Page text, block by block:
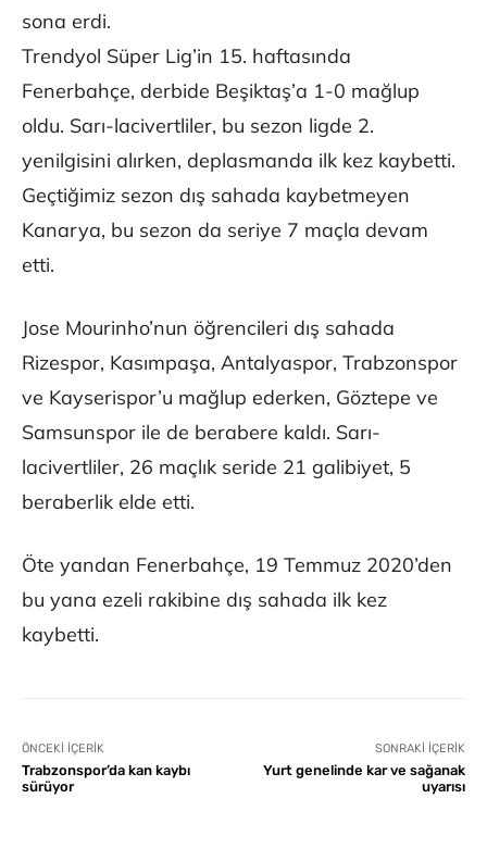
sona erdi.
Trendyol Süper Lig’in 15. haftasında
Fenerbahçe, derbide Beşiktaş’a 1-0 mağlup
oldu. Sarı-lacivertliler, bu sezon ligde 2.
yenilgisini alırken, deplasmanda ilk kez kaybetti.
Geçtiğimiz sezon dış sahada kaybetmeyen
Kanarya, bu sezon da seriye 7 maçla devam
etti.
Jose Mourinho’nun öğrencileri dış sahada
Rizespor, Kasımpaşa, Antalyaspor, Trabzonspor
ve Kayserispor’u mağlup ederken, Göztepe ve
Samsunspor ile de berabere kaldı. Sarı-
lacivertliler, 26 maçlık seride 21 galibiyet, 5
beraberlik elde etti.
Öte yandan Fenerbahçe, 19 Temmuz 2020’den
bu yana ezeli rakibine dış sahada ilk kez
kaybetti.
ÖNCEKI İÇERIK
Trabzonspor’da kan kaybı
sürüyor
SONRAKI İÇERIK
Yurt genelinde kar ve sağanak
uyarısı